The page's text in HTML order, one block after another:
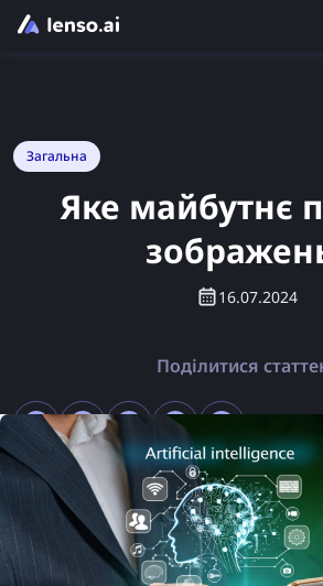
Загальна
Яке майбутнє
16.07.2024
Поділитися